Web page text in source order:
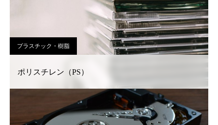
プラスチック・樹脂
ポリスチレン（PS）